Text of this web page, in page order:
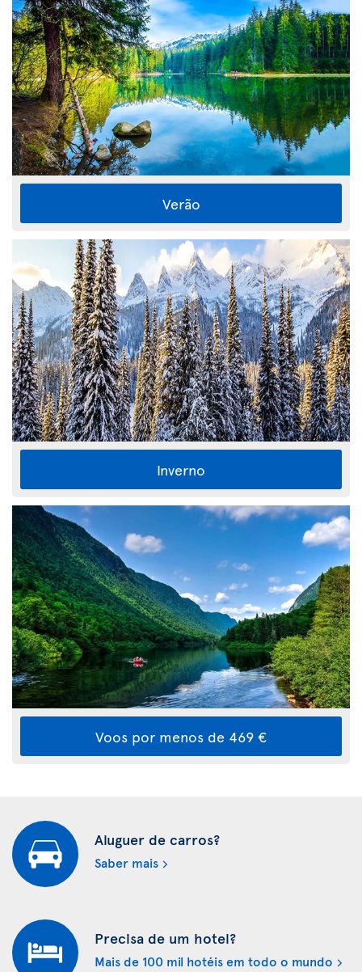
Verão
Inverno
Voos por menos de 469 €
Aluguer de carros?
Saber mais
Precisa de um hotel?
Mais de 100 mil hotéis em todo o mundo